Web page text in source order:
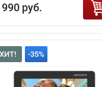
990 руб.
ХИТ! -35%